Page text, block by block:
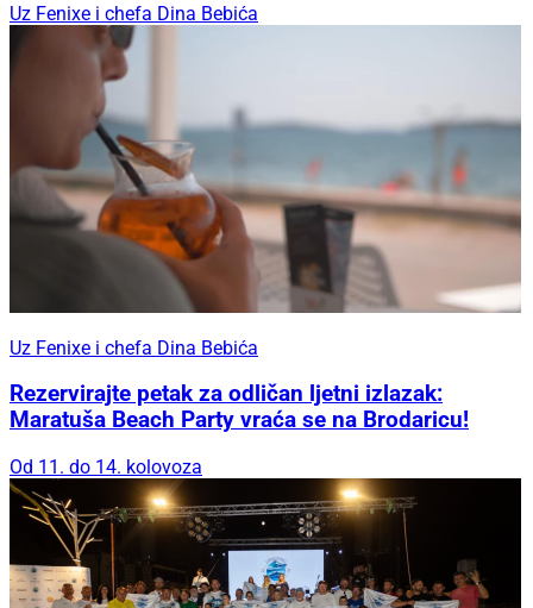
Uz Fenixe i chefa Dina Bebića
Uz Fenixe i chefa Dina Bebića
Rezervirajte petak za odličan ljetni izlazak:
Maratuša Beach Party vraća se na Brodaricu!
Od 11. do 14. kolovoza